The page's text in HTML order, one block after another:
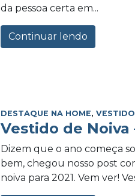
da pessoa certa em...
Continuar lendo
DESTAQUE NA HOME,
Vestido de Noiva
Dizem que o ano começa
bem, chegou nosso post
noiva para 2021. Vem ver!